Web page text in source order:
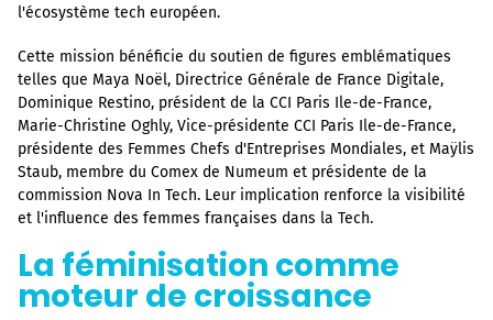
l'écosystème tech européen.
Cette mission bénéficie du soutien de figures emblématiques
telles que Maya Noël, Directrice Générale de France Digitale,
Dominique Restino, président de la CCI Paris Ile-de-France,
Marie-Christine Oghly, Vice-présidente CCI Paris Ile-de-France,
présidente des Femmes Chefs d'Entreprises Mondiales, et Maÿlis
Staub, membre du Comex de Numeum et présidente de la
commission Nova In Tech. Leur implication renforce la visibilité
et l'influence des femmes françaises dans la Tech.
La féminisation comme
moteur de croissance